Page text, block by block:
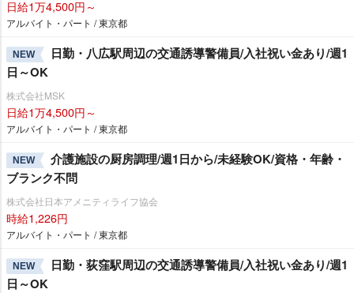
日給1万4,500円～
アルバイト・パート / 東京都
NEW
日勤・八広駅周辺の交通誘導警備員/入社祝い金あり/週1
日～OK
株式会社MSK
日給1万4,500円～
アルバイト・パート / 東京都
NEW
介護施設の厨房調理/週1日から/未経験OK/資格・年齢・
ブランク不問
株式会社日本アメニティライフ協会
時給1,226円
アルバイト・パート / 東京都
NEW
日勤・荻窪駅周辺の交通誘導警備員/入社祝い金あり/週1
日～OK